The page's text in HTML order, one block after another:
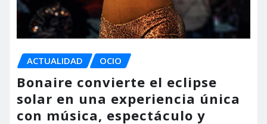
ACTUALIDAD OCIO
Bonaire convierte el eclipse
solar en una experiencia única
con música, espectáculo y